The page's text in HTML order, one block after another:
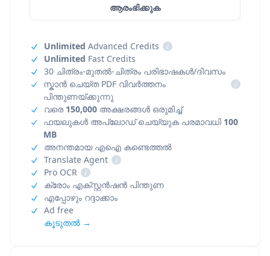
ആരംഭിക്കുക
Unlimited Advanced Credits
i
Unlimited Fast Credits
30 ചിത്രം-മുതൽ-ചിത്രം പരിഭാഷകൾ/ദിവസം
സ്കാൻ ചെയ്ത PDF വിവർത്തനം
പിന്തുണയ്ക്കുന്നു
i
വരെ 150,000 അക്ഷരങ്ങൾ ഒരുമിച്ച്
ഫയലുകൾ അപ്‌ലോഡ് ചെയ്യുക പരമാവധി 100
MB
അനന്തമായ എഐ കണ്ടെത്തൽ
Translate Agent
i
Pro OCR
i
ക്രോം എക്സ്റ്റൻഷൻ പിന്തുണ
എപ്പോഴും റദ്ദാക്കാം
Ad free
കൂടുതൽ →